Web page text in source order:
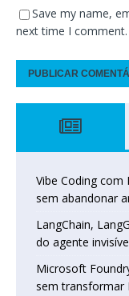
Save my name,
next time I comment.
Vibe Coding com
sem abandonar
LangChain,
do agente
Microsoft
sem transformar